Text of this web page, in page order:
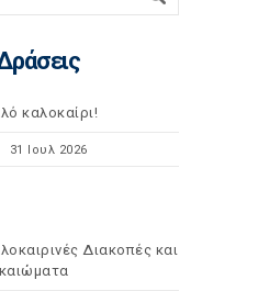
καλοκαίρι!
31 Ιουλ 2026
Διακοπές και